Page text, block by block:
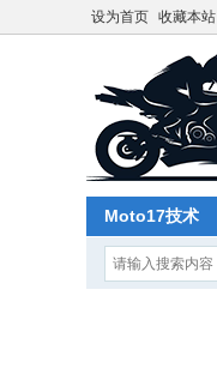
设为首页 收藏本站
Moto17技术